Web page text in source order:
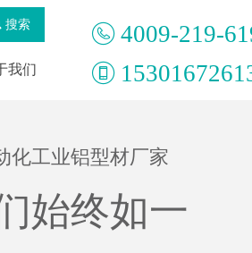
化工业铝型材厂家
始终如一
搜索
4009-219-
我们